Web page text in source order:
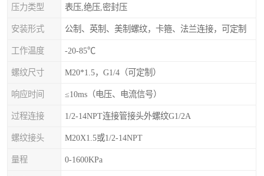
压力类型 表压,绝压,密封压
安装形式 公制、英制、美制螺纹，卡箍、法兰连接，可定制
工作温度 -20-85℃
螺纹尺寸 M20*1.5，G1/4（可定制）
响应时间 ≤10ms（电压、电流信号）
过程连接 1/2-14NPT连接管接头外螺纹G1/2A
螺纹接头 M20X1.5或1/2-14NPT
量程 0-1600KPa